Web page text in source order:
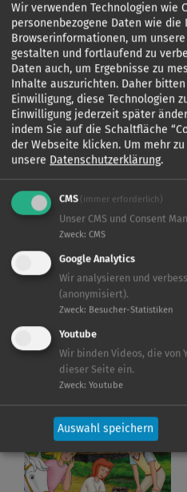
BIBI UND TINA
BIBI UND TINA
Wir verwenden Technologien wie
personenbezogene Daten wie die
Browserinformationen, um
gestalten und fortlaufend zu
Daten auch, um Ergebnisse zu
Inhalte auszurichten. Daher
Einwilligung, diese Technologien
Einwilligung jederzeit später
indem Sie auf die Schaltfläche
der Webseite klicken. Um mehr
unsere Datenschutzerklärung.
CMS (immer erforderlich)
Unser CMS und Consent
Zweck: CMS
Google Analytics
Wir analysieren und
(anonymisiert).
Zweck: Besucher-Statistiken
Youtube
Wir binden Videos, die von
dieser Seite ein.
Zweck: Youtube
Auswahl speichern